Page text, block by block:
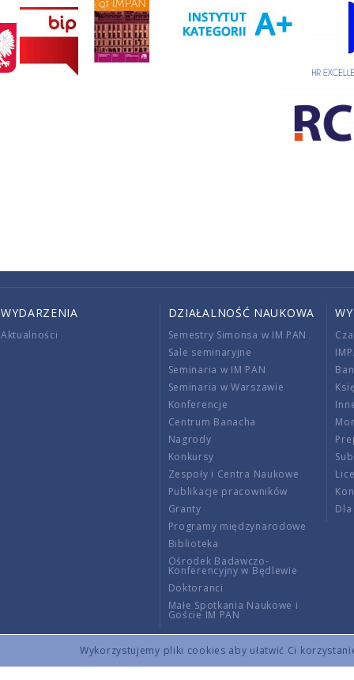
Wykorzystujemy pliki cookies aby ułatwić Ci
WYDARZENIA
Aktualności
DZIAŁALNOŚĆ NAUKOWA
Semestry Simonsa w IM PAN
Sale seminaryjne
Seminaria w IM PAN
Seminaria w Warszawie
Konferencje
Centrum Banacha
Nagrody
Konkursy
Zespoły i Centra Naukowe
Publikacje pracowników
Granty
Programy międzynarodowe
Biblioteka
Ośrodek Badawczo-
Konferencyjny w Będlewie
Doktoranci
Małe Spotkania Naukowe i
Goście IM PAN